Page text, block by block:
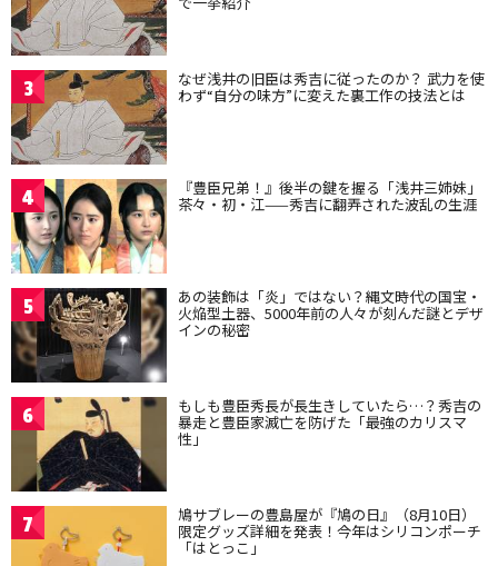
3 なぜ浅井の旧臣は秀吉に従ったのか？ 武力を使
わず“自分の味方”に変えた裏工作の技法とは
4 『豊臣兄弟！』後半の鍵を握る「浅井三姉妹」
茶々・初・江——秀吉に翻弄された波乱の生涯
5 あの装飾は「炎」ではない？縄文時代の国宝・
火焔型土器、5000年前の人々が刻んだ謎とデザ
インの秘密
6 もしも豊臣秀長が長生きしていたら…？秀吉の
暴走と豊臣家滅亡を防げた「最強のカリスマ
性」
7 鳩サブレーの豊島屋が『鳩の日』（8月10日）
限定グッズ詳細を発表！今年はシリコンポーチ
「はとっこ」